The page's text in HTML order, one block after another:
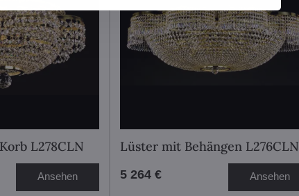
L278CLN
Ansehen
Lüster mit Behängen L276CLN
5 264 € Ansehen